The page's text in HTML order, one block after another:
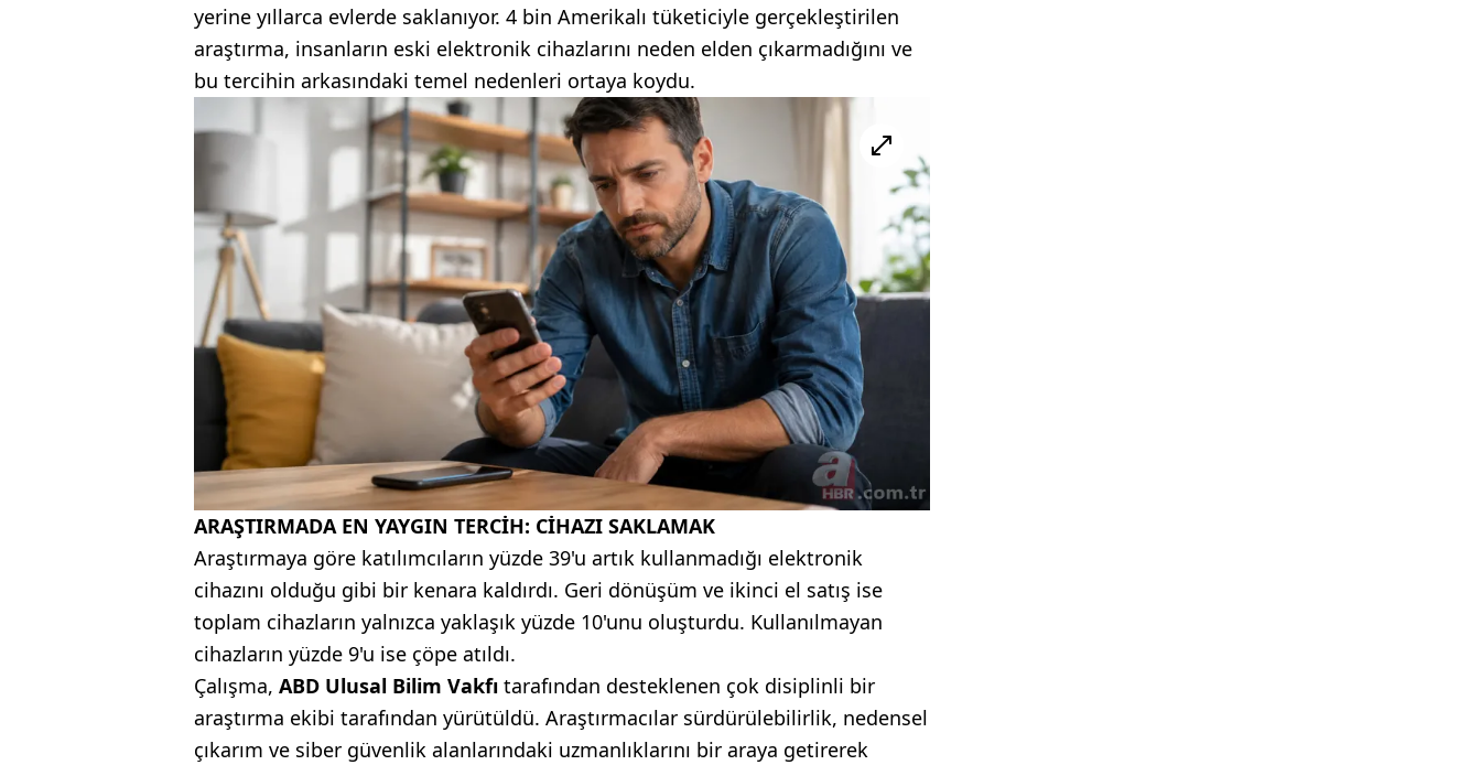
yerine yıllarca evlerde saklanıyor. 4 bin Amerikalı tüketiciyle gerçekleştirilen
araştırma, insanların eski elektronik cihazlarını neden elden çıkarmadığını ve
bu tercihin arkasındaki temel nedenleri ortaya koydu.
ARAŞTIRMADA EN YAYGIN TERCİH: CİHAZI SAKLAMAK
Araştırmaya göre katılımcıların yüzde 39'u artık kullanmadığı elektronik
cihazını olduğu gibi bir kenara kaldırdı. Geri dönüşüm ve ikinci el satış ise
toplam cihazların yalnızca yaklaşık yüzde 10'unu oluşturdu. Kullanılmayan
cihazların yüzde 9'u ise çöpe atıldı.
Çalışma, ABD Ulusal Bilim Vakfı tarafından desteklenen çok disiplinli bir
araştırma ekibi tarafından yürütüldü. Araştırmacılar sürdürülebilirlik, nedensel
çıkarım ve siber güvenlik alanlarındaki uzmanlıklarını bir araya getirerek